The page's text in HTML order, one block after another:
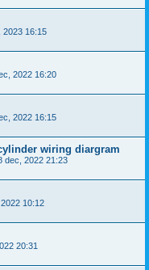
2023 16:15
2022 16:20
2022 16:15
wiring diargram
dec, 2022 21:23
10:12
20:31